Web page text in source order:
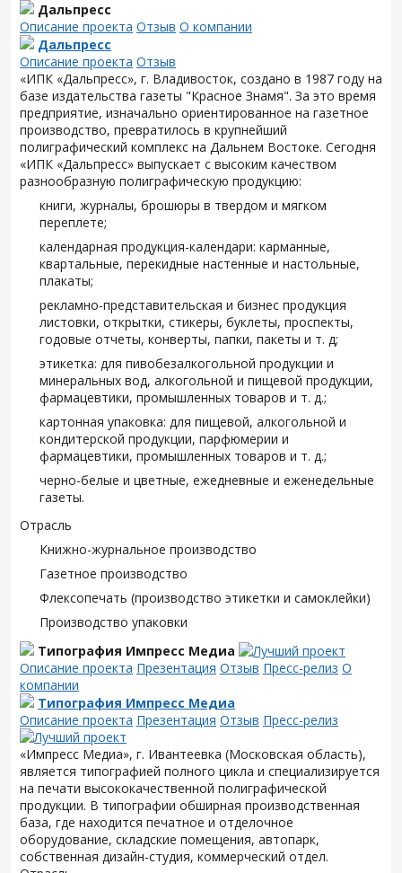
Дальпресс
Описание проекта Отзыв О компании
Дальпресс
Описание проекта Отзыв
«ИПК «Дальпресс», г. Владивосток, создано в 1987 году на
базе издательства газеты "Красное Знамя". За это время
предприятие, изначально ориентированное на газетное
производство, превратилось в крупнейший
полиграфический комплекс на Дальнем Востоке. Сегодня
«ИПК «Дальпресс» выпускает с высоким качеством
разнообразную полиграфическую продукцию:
книги, журналы, брошюры в твердом и мягком
переплете;
календарная продукция-календари: карманные,
квартальные, перекидные настенные и настольные,
плакаты;
рекламно-представительская и бизнес продукция
листовки, открытки, стикеры, буклеты, проспекты,
годовые отчеты, конверты, папки, пакеты и т. д;
этикетка: для пивобезалкогольной продукции и
минеральных вод, алкогольной и пищевой продукции,
фармацевтики, промышленных товаров и т. д.;
картонная упаковка: для пищевой, алкогольной и
кондитерской продукции, парфюмерии и
фармацевтики, промышленных товаров и т. д.;
черно-белые и цветные, ежедневные и еженедельные
газеты.
Отрасль
Книжно-журнальное производство
Газетное производство
Флексопечать (производство этикетки и самоклейки)
Производство упаковки
Типография Импресс Медиа
Описание проекта Презентация Отзыв Пресс-релиз О
компании
Типография Импресс Медиа
Описание проекта Презентация Отзыв Пресс-релиз
«Импресс Медиа», г. Ивантеевка (Московская область),
является типографией полного цикла и специализируется
на печати высококачественной полиграфической
продукции. В типографии обширная производственная
база, где находится печатное и отделочное
оборудование, складские помещения, автопарк,
собственная дизайн-студия, коммерческий отдел.